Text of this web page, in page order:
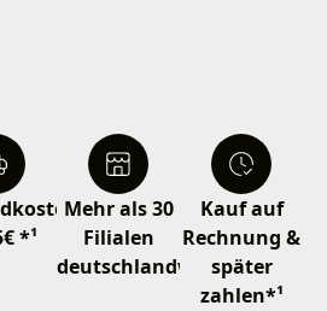
*¹
Mehr als 30
Filialen
deutschlandweit
Kauf auf
Rechnung &
später
zahlen*¹